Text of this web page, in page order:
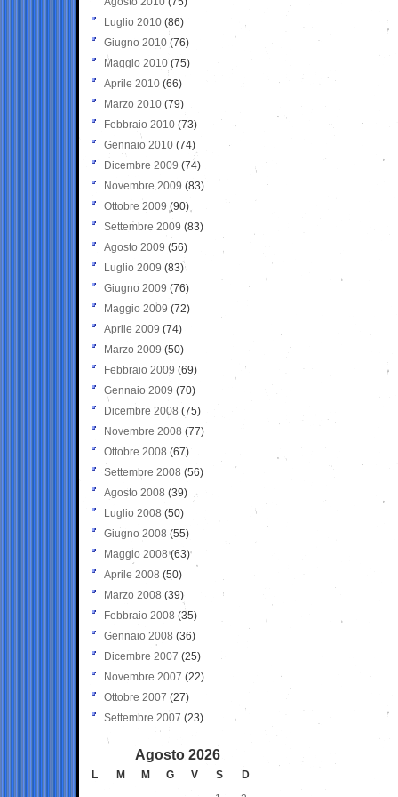
Luglio 2010 (86)
Giugno 2010 (76)
Maggio 2010 (75)
Aprile 2010 (66)
Marzo 2010 (79)
Febbraio 2010 (73)
Gennaio 2010 (74)
Dicembre 2009 (74)
Novembre 2009 (83)
Ottobre 2009 (90)
Settembre 2009 (83)
Agosto 2009 (56)
Luglio 2009 (83)
Giugno 2009 (76)
Maggio 2009 (72)
Aprile 2009 (74)
Marzo 2009 (50)
Febbraio 2009 (69)
Gennaio 2009 (70)
Dicembre 2008 (75)
Novembre 2008 (77)
Ottobre 2008 (67)
Settembre 2008 (56)
Agosto 2008 (39)
Luglio 2008 (50)
Giugno 2008 (55)
Maggio 2008(63)
Aprile 2008 (50)
Marzo 2008 (39)
Febbraio 2008 (35)
Gennaio 2008 (36)
Dicembre 2007 (25)
Novembre 2007 (22)
Ottobre 2007 (27)
Settembre 2007 (23)
Agosto 2026
L M M G V S
D